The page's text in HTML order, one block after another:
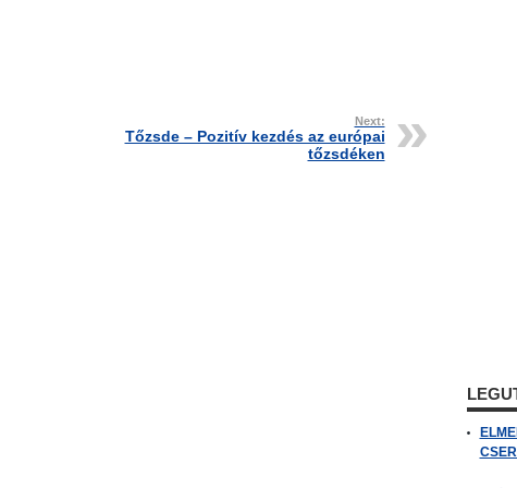
Next:
Tőzsde – Pozitív kezdés az európai
tőzsdéken